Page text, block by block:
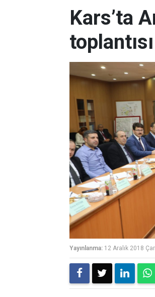
Kars’ta
Yayınlanma: 12 Aralık 2018